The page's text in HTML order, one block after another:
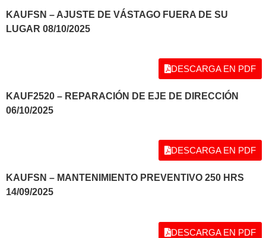
KAUFSN – AJUSTE DE VÁSTAGO FUERA DE SU
LUGAR 08/10/2025
DESCARGA EN PDF
KAUF2520 – REPARACIÓN DE EJE DE DIRECCIÓN
06/10/2025
DESCARGA EN PDF
KAUFSN – MANTENIMIENTO PREVENTIVO 250 HRS
14/09/2025
DESCARGA EN PDF